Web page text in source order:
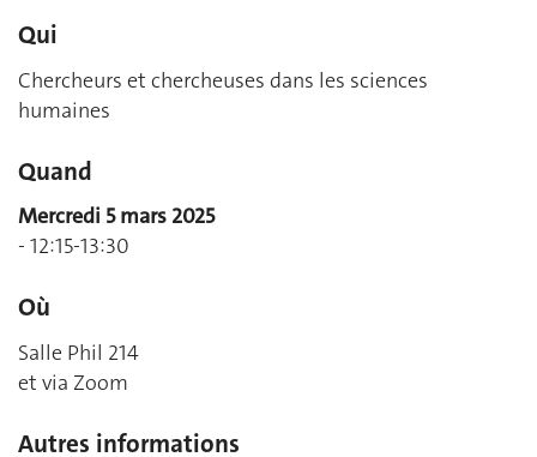
Qui
Chercheurs et chercheuses dans les sciences
humaines
Quand
Mercredi 5 mars 2025
- 12:15-13:30
Où
Salle Phil 214
et via Zoom
Autres informations